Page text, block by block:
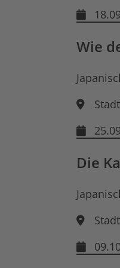
Wie
Die